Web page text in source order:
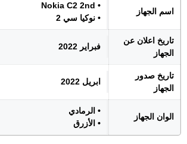
اسم الجهاز
• Nokia C2 2nd
• نوكيا سي 2
تاريخ اعلان عن
الجهاز
فبراير 2022
تاريخ صدور
الجهاز
ابريل 2022
الوان الجهاز
• الرمادي
• الأزرق